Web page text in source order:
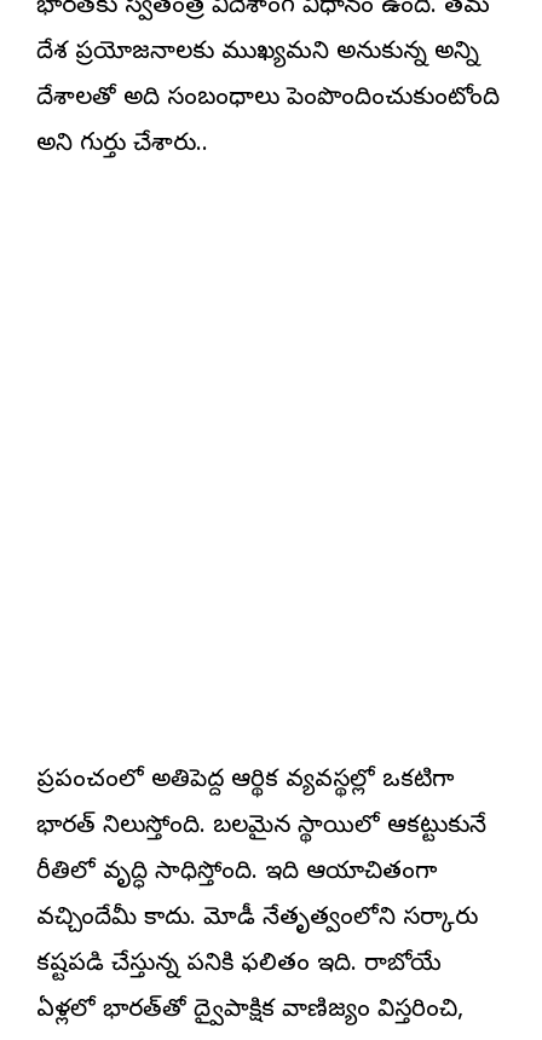
భారత్‌కు స్వతంత్ర విదేశాంగ విధానం ఉంది. తమ
దేశ ప్రయోజనాలకు ముఖ్యమని అనుకున్న అన్ని
దేశాలతో అది సంబంధాలు పెంపొందించుకుంటోంది
అని గుర్తు చేశారు..
ప్రపంచంలో అతిపెద్ద ఆర్థిక వ్యవస్థల్లో ఒకటిగా
భారత్‌ నిలుస్తోంది. బలమైన స్థాయిలో ఆకట్టుకునే
రీతిలో వృద్ధి సాధిస్తోంది. ఇది ఆయాచితంగా
వచ్చిందేమీ కాదు. మోడీ నేతృత్వంలోని సర్కారు
కష్టపడి చేస్తున్న పనికి ఫలితం ఇది. రాబోయే
ఏళ్లలో భారత్‌తో ద్వైపాక్షిక వాణిజ్యం విస్తరించి,